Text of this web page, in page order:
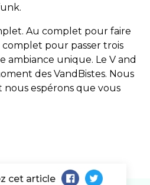
Au complet pour faire
complet pour passer trois
ambiance unique. Le V and
des VandBistes. Nous
nous espérons que vous
cet article